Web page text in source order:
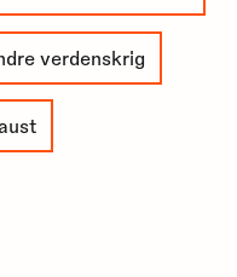
verdenskrig